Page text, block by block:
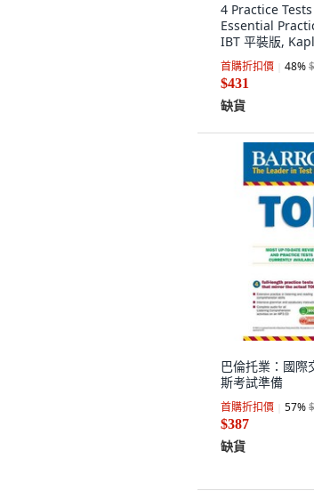
4 Practice
Essential
IBT 平裝版,
文
首購折扣價 48%
$431
缺貨
巴倫托業：國際
斯考試準備
首購折扣價 57%
$387
缺貨